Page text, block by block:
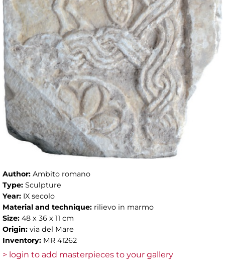
Author: Ambito romano
Type: Sculpture
Year: IX secolo
Material and technique: rilievo in marmo
Size: 48 x 36 x 11 cm
Origin: via del Mare
Inventory: MR 41262
> login to add masterpieces to your gallery